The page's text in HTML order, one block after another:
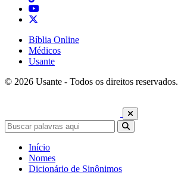
Bíblia Online
Médicos
Usante
© 2026 Usante - Todos os direitos reservados.
Início
Nomes
Dicionário de Sinônimos